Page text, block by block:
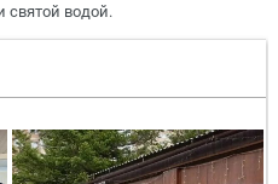
святой водой.